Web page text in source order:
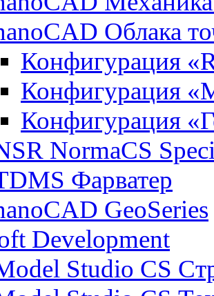
Облака
Конфигурация
Конфигурация
Конфигурация
NormaCS
Фарватер
GeoSeries
Development
Studio CS